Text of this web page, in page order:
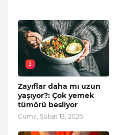
3
Zayıflar daha mı uzun
yaşıyor?: Çok yemek
tümörü besliyor
Cuma, Şubat 13, 2026